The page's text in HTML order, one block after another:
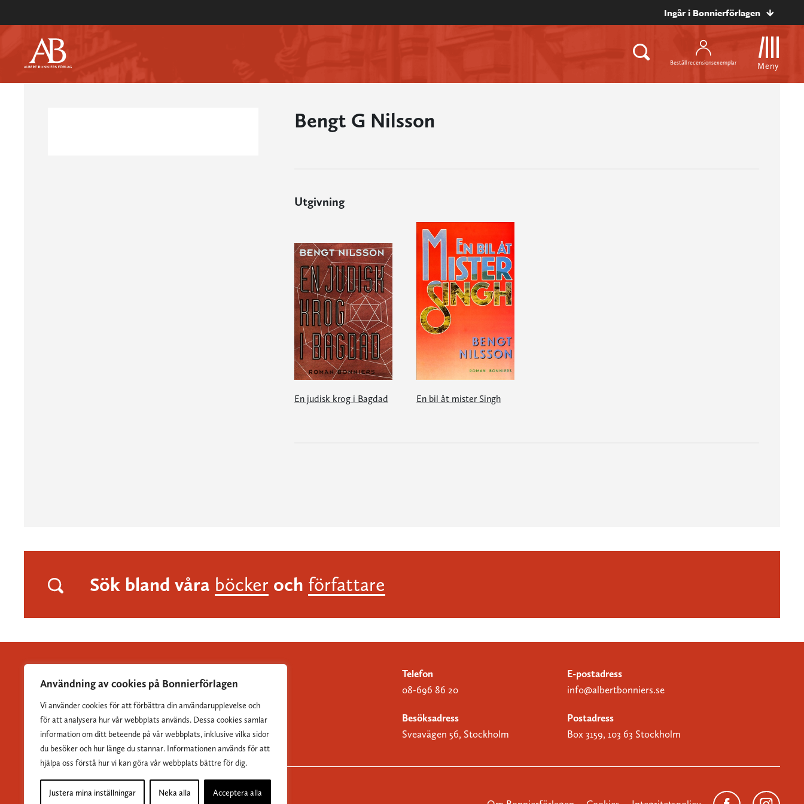
Användning av cookies på Bonnierförlagen
Vi använder cookies för att förbättra din användarupplevelse och
för att analysera hur vår webbplats används. Dessa cookies samlar
information om ditt beteende på vår webbplats, inklusive vilka sidor
du besöker och hur länge du stannar. Informationen används för att
hjälpa oss förstå hur vi kan göra vår webbplats bättre för dig.
Justera mina inställningar Neka alla Acceptera alla
Ingår i Bonnierförlagen
Beställ recensionsexemplar Meny
Bengt G Nilsson
Utgivning
En judisk krog i Bagdad En bil åt mister Singh
Sök bland våra böcker och författare
Albert Bonniers Förlag grundades 1837 och är Sveriges
största skönlitterära förlag.
Telefon
08-696 86 20
E-postadress
info@albertbonniers.se
Besöksadress
Sveavägen 56, Stockholm
Postadress
Box 3159, 103 63 Stockholm